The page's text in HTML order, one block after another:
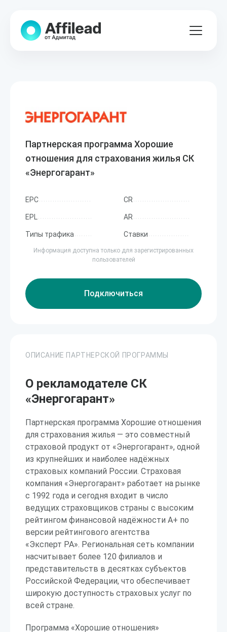
Партнерская программа Хорошие
отношения для страхования жилья СК
«Энергогарант»
EPC CR
EPL AR
Типы трафика Ставки
Информация доступна только для зарегистрированных
пользователей
Подключиться
ОПИСАНИЕ ПАРТНЕРСКОЙ ПРОГРАММЫ
О рекламодателе СК
«Энергогарант»
Партнерская программа Хорошие отношения
для страхования жилья — это совместный
страховой продукт от «Энергогарант», одной
из крупнейших и наиболее надёжных
страховых компаний России. Страховая
компания «Энергогарант» работает на рынке
с 1992 года и сегодня входит в число
ведущих страховщиков страны с высоким
рейтингом финансовой надёжности А+ по
версии рейтингового агентства
«Эксперт РА». Региональная сеть компании
насчитывает более 120 филиалов и
представительств в десятках субъектов
Российской Федерации, что обеспечивает
широкую доступность страховых услуг по
всей стране.
Программа «Хорошие отношения»